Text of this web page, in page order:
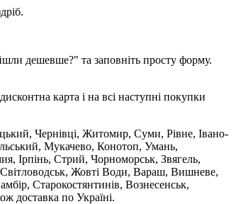
дешевше?" та заповніть просту форму.
карта і на всі наступні покупки
Чернівці, Житомир, Суми, Рівне, Івано-
Мукачево, Конотоп, Умань,
Ірпінь, Стрий, Чорноморськ, Звягель,
Жовті Води, Вараш, Вишневе,
Старокостянтинів, Вознесенськ,
доставка по Україні.